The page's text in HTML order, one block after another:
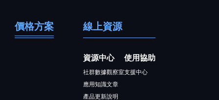
價格方案 線上資源
資源中心
社群數據觀察室
應用知識文章
產品更新說明
使用協助
支援中心